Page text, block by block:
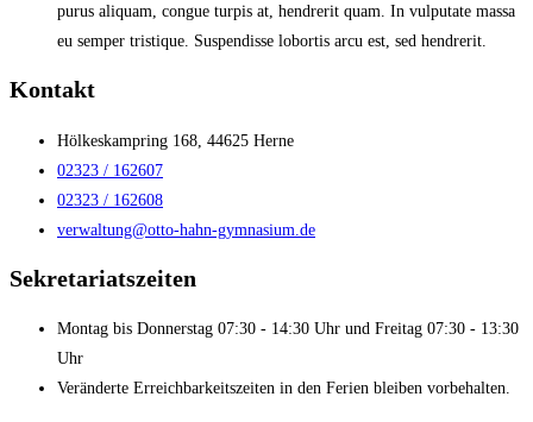
purus aliquam, congue turpis at, hendrerit quam. In vulputate massa
eu semper tristique. Suspendisse lobortis arcu est, sed hendrerit.
Kontakt
Hölkeskampring 168, 44625 Herne
02323 / 162607
02323 / 162608
verwaltung@otto-hahn-gymnasium.de
Sekretariatszeiten
Montag bis Donnerstag 07:30 - 14:30 Uhr und Freitag 07:30 - 13:30
Uhr
Veränderte Erreichbarkeitszeiten in den Ferien bleiben vorbehalten.